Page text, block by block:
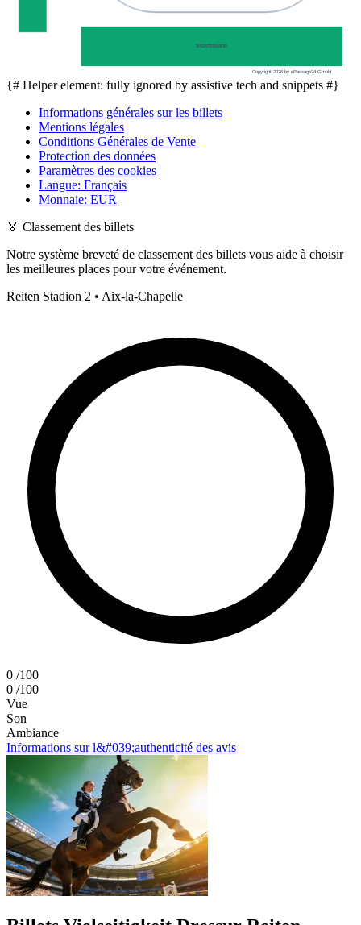
Westtribüne
Copyright 2026 by ePassage24 GmbH
{# Helper element: fully ignored by assistive tech and snippets #}
Informations générales sur les billets
Mentions légales
Conditions Générales de Vente
Protection des données
Paramètres des cookies
Langue: Français
Monnaie: EUR
🏅 Classement des billets
Notre système breveté de classement des billets vous aide à choisir
les meilleures places pour votre événement.
Reiten Stadion 2 • Aix-la-Chapelle
0 /100
0 /100
Vue
Son
Ambiance
Informations sur l&#039;authenticité des avis